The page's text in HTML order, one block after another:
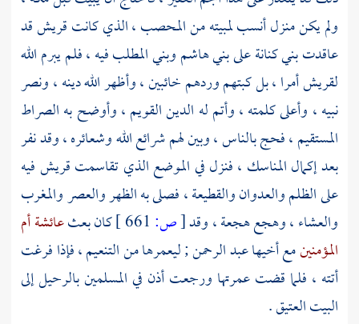
ولم يكن منزل أنسب لمبيته منالمحصب ،الذي كانتقريشقد
عاقدتبني كنانةعلىبني هاشموبني المطلبفيه ، فلم يبرم الله
لقريشأمرا ، بل كبتهم وردهم خائبين ، وأظهر الله دينه ، ونصر
نبيه ، وأعلى كلمته ، وأتم له الدين القويم ، وأوضح به الصراط
المستقيم ، فحج بالناس ، وبين لهم شرائع الله وشعائره ، وقد نفر
بعد إكمال المناسك ، فنزل في الموضع الذي تقاسمت قريش فيه
على الظلم والعدوان والقطيعة ، فصلى به الظهر والعصر والمغرب
والعشاء ، وهجع هجعة ، وقد[ص: كان بعثعائشة أم
المؤمنينمع أخيهاعبد الرحمن ;ليعمرها منالتنعيم ،فإذا فرغت
أتته ، فلما قضت عمرتها ورجعت أذن في المسلمين بالرحيل إلى
البيت العتيق.